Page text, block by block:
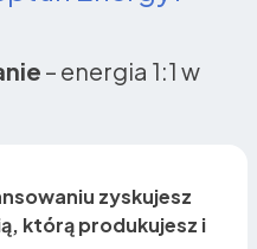
– energia 1:1 w
zyskujesz
którą produkujesz i